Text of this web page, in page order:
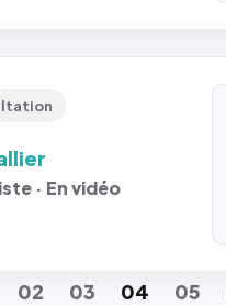
· En vidéo
02 03 04 05